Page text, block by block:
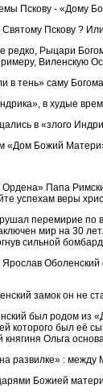
Пскову - «Дому
Пскову ?
Рыцари
Виленскую
в тень» саму
в худые
в «злого
«Дом Божий
Ордена» Папа
успехам веры
перемирие по
мир на 30
сильной
замок он не
был родом из
которого был её
Ольга
развилке» : между
Божией